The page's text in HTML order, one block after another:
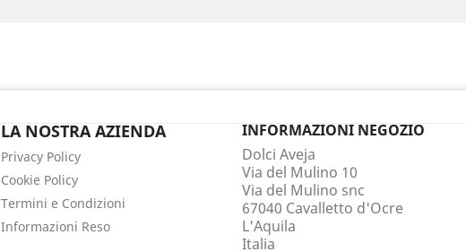
LA NOSTRA AZIENDA
Privacy Policy
Cookie Policy
Termini e Condizioni
Informazioni Reso
INFORMAZIONI NEGOZIO
Dolci Aveja
Via del Mulino 10
Via del Mulino snc
67040 Cavalletto d'Ocre
L'Aquila
Italia